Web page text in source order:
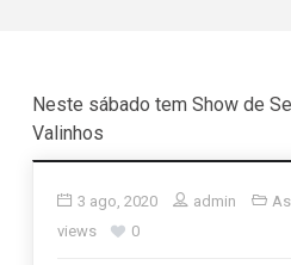
Neste sábado tem Show de
Valinhos
3 ago, 2020 admin
views
0